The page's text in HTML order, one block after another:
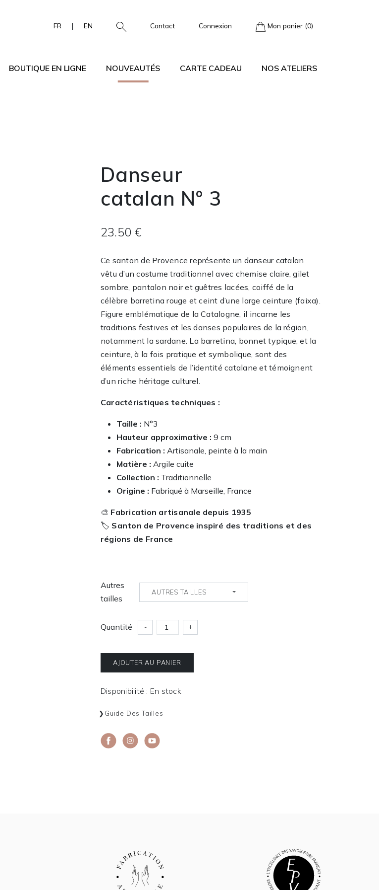
FR | EN Contact Connexion Mon panier (0)
BOUTIQUE EN LIGNE NOUVEAUTÉS CARTE CADEAU NOS ATELIERS
Danseur
catalan N° 3
23.50 €
Ce santon de Provence représente un danseur catalan
vêtu d’un costume traditionnel avec chemise claire, gilet
sombre, pantalon noir et guêtres lacées, coiffé de la
célèbre barretina rouge et ceint d’une large ceinture (faixa).
Figure emblématique de la Catalogne, il incarne les
traditions festives et les danses populaires de la région,
notamment la sardane. La barretina, bonnet typique, et la
ceinture, à la fois pratique et symbolique, sont des
éléments essentiels de l’identité catalane et témoignent
d’un riche héritage culturel.
Caractéristiques techniques :
Taille : N°3
Hauteur approximative : 9 cm
Fabrication : Artisanale, peinte à la main
Matière : Argile cuite
Collection : Traditionnelle
Origine : Fabriqué à Marseille, France
🎨 Fabrication artisanale depuis 1935
🏷️ Santon de Provence inspiré des traditions et des
régions de France
Autres
tailles
AUTRES TAILLES
Quantité - +
AJOUTER AU PANIER
Disponibilité : En stock
Guide Des Tailles